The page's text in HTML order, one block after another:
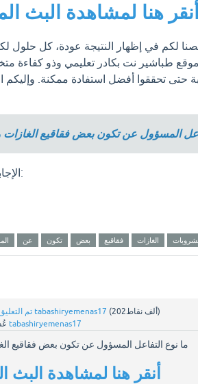
أنقر هنا لمشاهدة البث
لكم في إظهار النتيجة عودة، كل حلول
موقع طباشير نت بكادر تعليمي وذو كفاءة
حتى تحققوا أفضل استفادة ممكنة. وإليكم
المسؤول عن تكون بعض فقاقيع الغازات
الإجابة النموذجية للسؤال هي:
عن تكون بعض فقاقيع الغازات
تم tabashiryemenas17 ( 202ألف نقاط)
tabashiryemenas17
ما نوع التفاعل المسؤول عن تكون بعض فقاقيع
أنقر هنا لمشاهدة البث